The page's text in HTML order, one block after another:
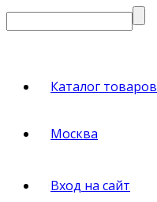
Каталог товаров
Москва
Вход на сайт